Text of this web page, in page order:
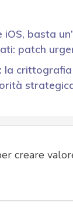
basta
patch
la
creare